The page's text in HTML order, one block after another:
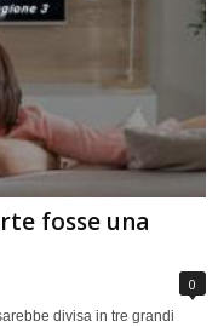
fosse una
0
divisa in tre grandi